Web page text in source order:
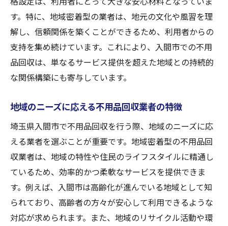
す。特に、地域密着型の業者は、地元の文化や風習を理
解し、信頼関係を築くことができるため、利用者からの
支持を集め続けています。これにより、入間市での不用
品回収は、単なるサービス提供を超えた地域との持続的
な関係構築にも寄与しています。
地域のニーズに応える不用品回収業者の特徴
埼玉県入間市で不用品回収を行う際、地域のニーズに応
える業者を選ぶことが重要です。地域密着型の不用品回
収業者は、地域の特性や住民のライフスタイルに精通し
ているため、効率的かつ柔軟なサービスを提供できま
す。例えば、入間市は高齢化が進んでいる地域として知
られており、高齢者の方々が安心して利用できるような
対応が求められます。また、地域のリサイクル活動や環